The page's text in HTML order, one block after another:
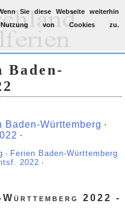
Baden-
Baden-Württemberg ∙
∙
∙ Ferien Baden-Württemberg
2022 ∙
2022 -
Sie diese Webseite weiterhin
von Cookies zu.